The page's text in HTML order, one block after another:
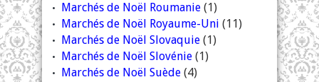
Marchés de Noël Roumanie (1)
Marchés de Noël Royaume-Uni (11)
Marchés de Noël Slovaquie (1)
Marchés de Noël Slovénie (1)
Marchés de Noël Suède (4)